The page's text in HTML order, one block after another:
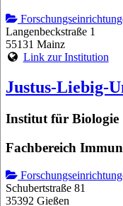
Langenbeckstraße 1
55131 Mainz
Link zur Institution
Justus-Liebig-
Institut für Biologie
Fachbereich
Schubertstraße 81
35392 Gießen